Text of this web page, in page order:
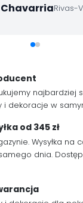
ChavarriaRivas-
najbardziej
dekoracje w
od 345 zł
Wysyłka na
dnia.